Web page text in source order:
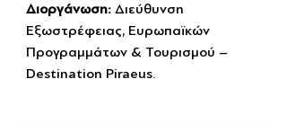
Διοργάνωση: Διεύθυνση
Εξωστρέφειας, Ευρωπαϊκών
Προγραμμάτων & Τουρισμού –
Destination Piraeus.